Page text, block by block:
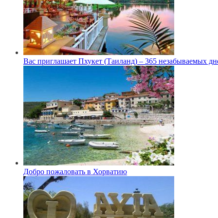
Вас приглашает Пхукет (Таиланд) – 365 незабываемых
Добро пожаловать в Хорватию